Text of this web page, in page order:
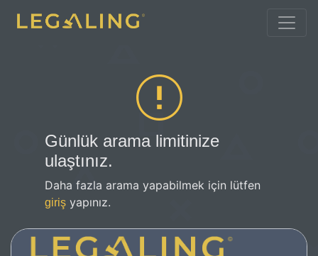
Günlük arama limitinize
ulaştınız.
Daha fazla arama yapabilmek için lütfen
giriş yapınız.